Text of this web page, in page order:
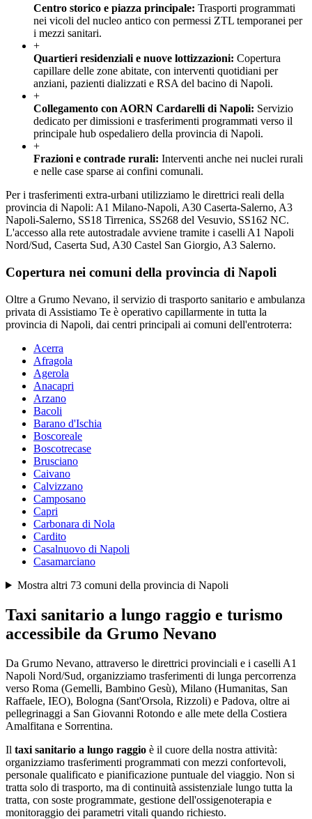
Centro storico e piazza principale: Trasporti programmati
nei vicoli del nucleo antico con permessi ZTL temporanei per
i mezzi sanitari.
+
Quartieri residenziali e nuove lottizzazioni: Copertura
capillare delle zone abitate, con interventi quotidiani per
anziani, pazienti dializzati e RSA del bacino di Napoli.
+
Collegamento con AORN Cardarelli di Napoli: Servizio
dedicato per dimissioni e trasferimenti programmati verso il
principale hub ospedaliero della provincia di Napoli.
+
Frazioni e contrade rurali: Interventi anche nei nuclei rurali
e nelle case sparse ai confini comunali.
Per i trasferimenti extra-urbani utilizziamo le direttrici reali della
provincia di Napoli: A1 Milano-Napoli, A30 Caserta-Salerno, A3
Napoli-Salerno, SS18 Tirrenica, SS268 del Vesuvio, SS162 NC.
L'accesso alla rete autostradale avviene tramite i caselli A1 Napoli
Nord/Sud, Caserta Sud, A30 Castel San Giorgio, A3 Salerno.
Copertura nei comuni della provincia di Napoli
Oltre a Grumo Nevano, il servizio di trasporto sanitario e ambulanza
privata di Assistiamo Te è operativo capillarmente in tutta la
provincia di Napoli, dai centri principali ai comuni dell'entroterra:
Acerra
Afragola
Agerola
Anacapri
Arzano
Bacoli
Barano d'Ischia
Boscoreale
Boscotrecase
Brusciano
Caivano
Calvizzano
Camposano
Capri
Carbonara di Nola
Cardito
Casalnuovo di Napoli
Casamarciano
Mostra altri 73comuni della provincia di Napoli
Taxi sanitario a lungo raggio e turismo
accessibile da Grumo Nevano
Da Grumo Nevano, attraverso le direttrici provinciali e i caselli A1
Napoli Nord/Sud, organizziamo trasferimenti di lunga percorrenza
verso Roma (Gemelli, Bambino Gesù), Milano (Humanitas, San
Raffaele, IEO), Bologna (Sant'Orsola, Rizzoli) e Padova, oltre ai
pellegrinaggi a San Giovanni Rotondo e alle mete della Costiera
Amalfitana e Sorrentina.
Il taxi sanitario a lungo raggio è il cuore della nostra attività:
organizziamo trasferimenti programmati con mezzi confortevoli,
personale qualificato e pianificazione puntuale del viaggio. Non si
tratta solo di trasporto, ma di continuità assistenziale lungo tutta la
tratta, con soste programmate, gestione dell'ossigenoterapia e
monitoraggio dei parametri vitali quando richiesto.